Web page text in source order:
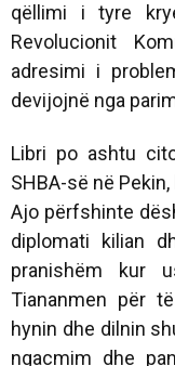
qëllimi i tyre
Revolucionit
adresimi i
devijojnë nga
Libri po ashtu
SHBA-së në
Ajo përfshinte
diplomati kilian
pranishëm kur
Tiananmen për
hynin dhe dilnin
ngacmim dhe